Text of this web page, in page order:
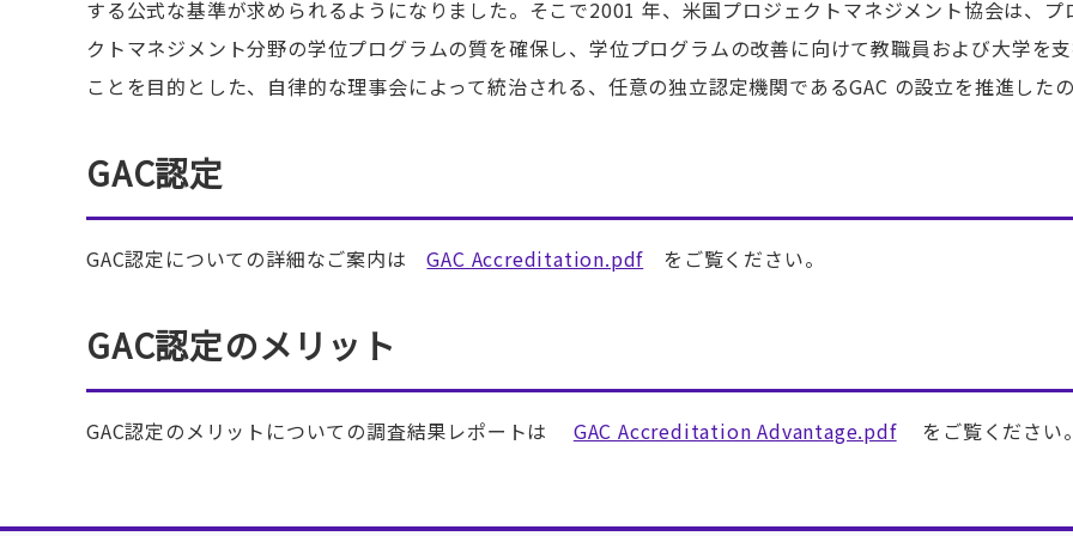
する公式な基準が求められるようになりました。そこで2001 年、米国プロジェクトマネジメント協会は、プ
クトマネジメント分野の学位プログラムの質を確保し、学位プログラムの改善に向けて教職員および大学を
ことを目的とした、自律的な理事会によって統治される、任意の独立認定機関であるGAC の設立を推進したの
GAC認定
GAC認定についての詳細なご案内はGAC Accreditation.pdf をご覧ください。
GAC認定のメリット
GAC認定のメリットについての調査結果レポートは GAC Accreditation Advantage.pdfをご覧ください。